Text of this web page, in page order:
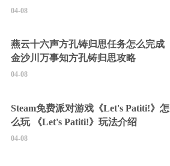
04-08
燕云十六声方孔铸归思任务怎么完成
金沙川万事知方孔铸归思攻略
04-08
Steam免费派对游戏《Let's Patiti!》怎
么玩 《Let's Patiti!》玩法介绍
04-08